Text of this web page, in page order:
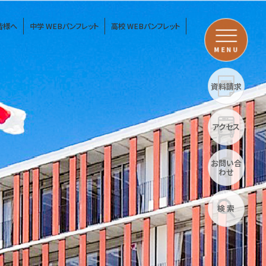
様へ 中学 WEBパンフレット 高校 WEBパンフレット
MENU
資料請求
アクセス
お問い合
わせ
検 索